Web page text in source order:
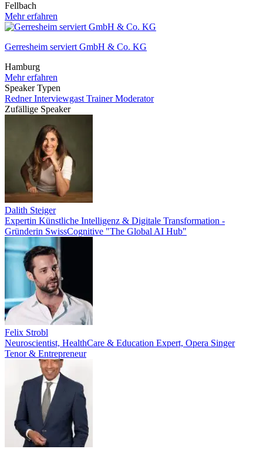
Fellbach
Mehr erfahren
Gerresheim serviert GmbH & Co. KG
Hamburg
Mehr erfahren
Speaker Typen
RednerInterviewgast TrainerModerator
Zufällige Speaker
Dalith Steiger
Expertin Künstliche Intelligenz & Digitale Transformation -
Gründerin SwissCognitive "The Global AI Hub"
Felix Strobl
Neuroscientist, HealthCare & Education Expert, Opera Singer
Tenor & Entrepreneur